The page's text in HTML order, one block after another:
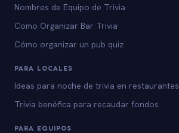
Nombres de Equipo de Trivia
Como Organizar Bar Trivia
Cómo organizar un pub quiz
PARA LOCALES
Ideas para noche de trivia en restaurantes
Trivia benéfica para recaudar fondos
PARA EQUIPOS